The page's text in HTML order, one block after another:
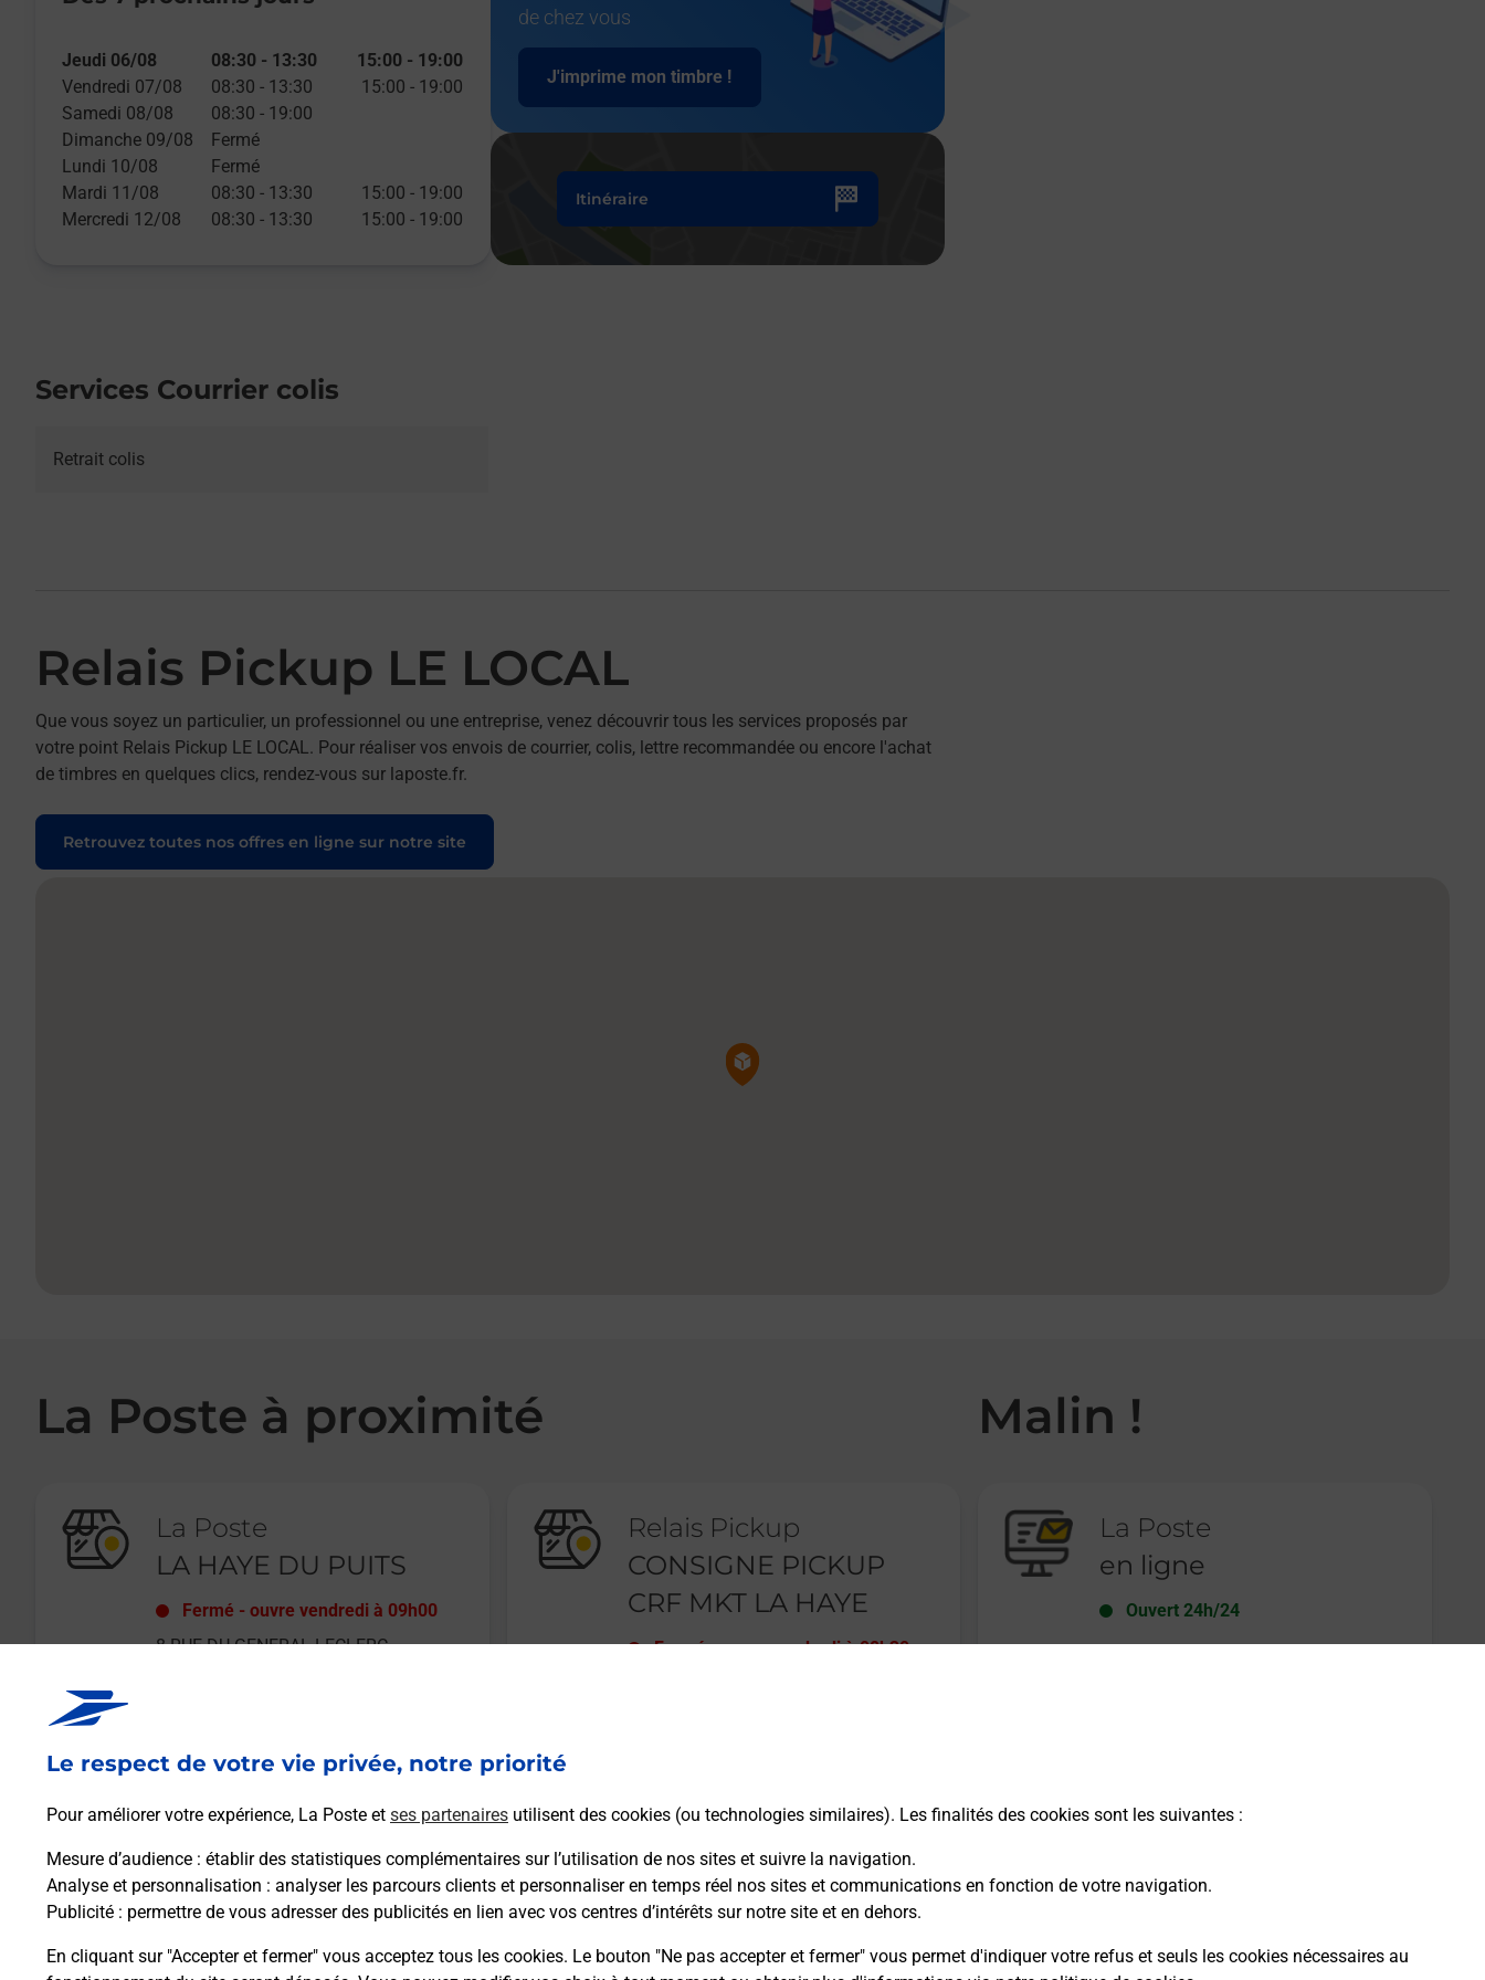
Le respect de votre vie privée, notre priorité
Pour améliorer votre expérience, La Poste et ses partenaires utilisent des cookies (ou technologies similaires). Les finalités des cookies sont les suivantes :
Mesure d’audience : établir des statistiques complémentaires sur l’utilisation de nos sites et suivre la navigation.
Analyse et personnalisation : analyser les parcours clients et personnaliser en temps réel nos sites et communications en fonction de votre navigation.
Publicité : permettre de vous adresser des publicités en lien avec vos centres d’intérêts sur notre site et en dehors.
En cliquant sur "Accepter et fermer" vous acceptez tous les cookies. Le bouton "Ne pas accepter et fermer" vous permet d'indiquer votre refus et seuls les cookies nécessaires au
Jeudi 06/08 08:30 - 13:30 15:00 - 19:00
Vendredi 07/08
08:30 - 13:30 15:00 - 19:00
Samedi 08/08
08:30 - 19:00
Dimanche 09/08
Fermé
Lundi 10/08
Fermé
Mardi 11/08
08:30 - 13:30 15:00 - 19:00
Mercredi 12/08
08:30 - 13:30 15:00 - 19:00
de chez vous
J'imprime mon timbre !
Itinéraire
Services Courrier colis
Retrait colis
Relais Pickup LE LOCAL
Que vous soyez un particulier, un professionnel ou une entreprise, venez découvrir tous les services proposés par
votre point Relais Pickup LE LOCAL. Pour réaliser vos envois de courrier, colis, lettre recommandée ou encore l'achat
de timbres en quelques clics, rendez-vous sur laposte.fr.
Retrouvez toutes nos offres en ligne sur notre site
Pin de la carte
La Poste à proximité
La Poste
LA HAYE DU PUITS
Fermé -ouvre vendredi à 09h00
8 RUE DU GENERAL LECLERC
En savoir plus
Relais Pickup
CONSIGNE PICKUP
CRF MKT LA HAYE
Fermé-ouvre vendredi à 08h30
Malin !
La Poste
en ligne
Ouvert 24h/24